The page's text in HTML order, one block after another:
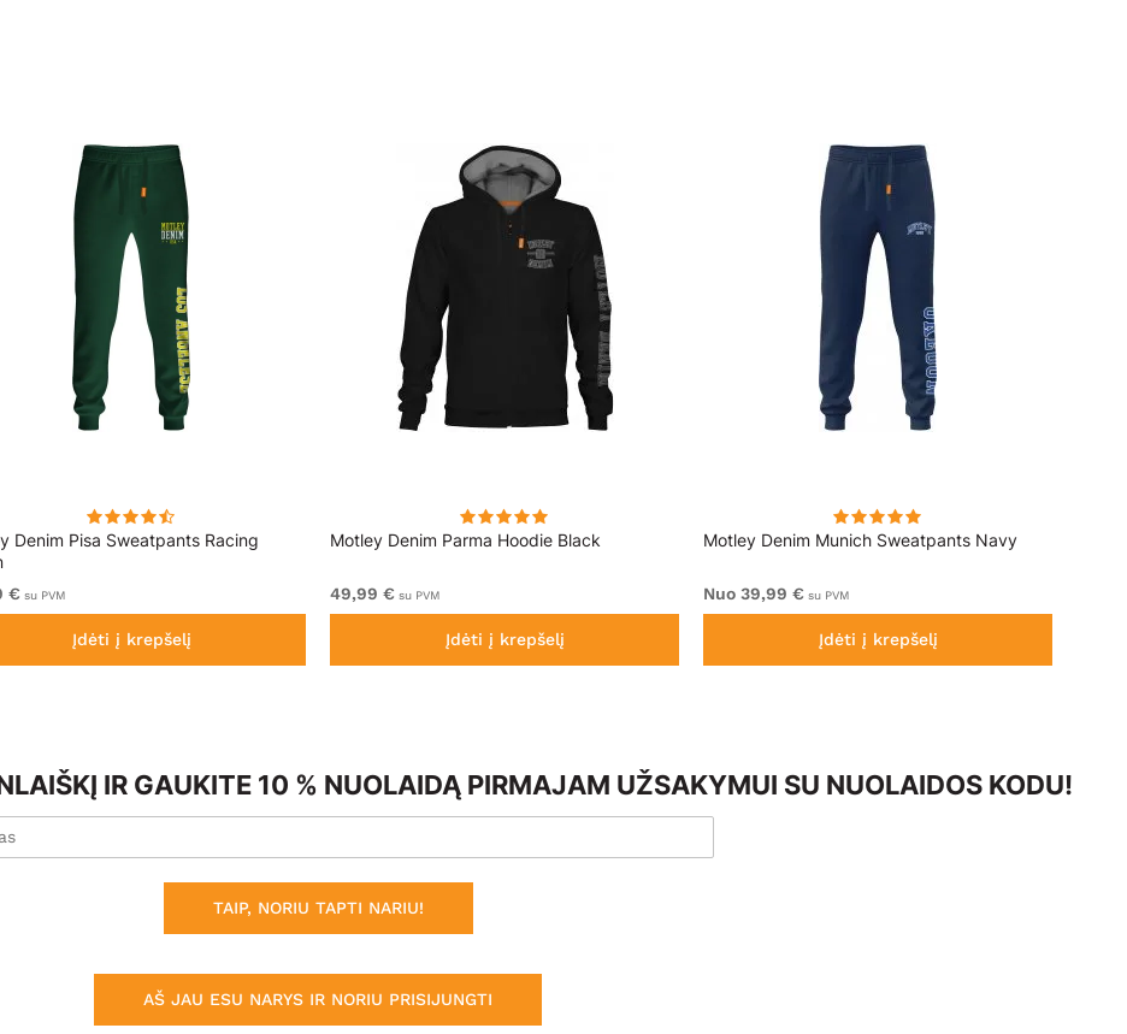
Denim Pisa Sweatpants Racing
€ su PVM
Įdėti į krepšelį
Motley Denim Parma Hoodie Black
49,99 € su PVM
Įdėti į krepšelį
Motley Denim Munich Sweatpants Navy
Nuo 39,99 € su PVM
Įdėti į krepšelį
IR GAUKITE 10 % NUOLAIDĄ PIRMAJAM UŽSAKYMUI SU NUOLAIDOS KODU!
TAIP, NORIU TAPTI NARIU!
AŠ JAU ESU NARYS IR NORIU PRISIJUNGTI